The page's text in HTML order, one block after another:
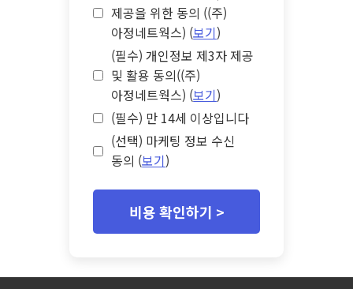
제공을 위한 동의 ((주)
아정네트웍스) (보기)
(필수) 개인정보 제3자 제공
및 활용 동의((주)
아정네트웍스) (보기)
(필수) 만 14세 이상입니다
(선택) 마케팅 정보 수신
동의 (보기)
비용 확인하기 >